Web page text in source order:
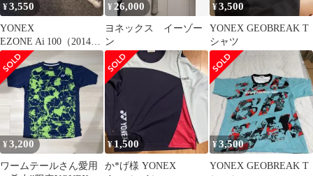
¥3,550
YONEX
EZONE Ai 100（2014年
限定カラーモデル）G2
¥ 26,000
ヨネックス イーゾー
ン
¥3,500
YONEX GEOBREAK T
シャツ
¥3,200
ワームテールさん愛用
¥1,500
か*げ様 YONEX
¥3,500
YONEX GEOBREAK T